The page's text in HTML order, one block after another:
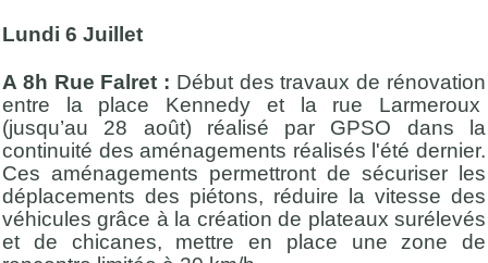
Lundi 6 Juillet
A 8h Rue Falret : Début des travaux de rénovation
entre la place Kennedy et la rue Larmeroux
(jusqu’au 28 août) réalisé par GPSO dans la
continuité des aménagements réalisés l'été dernier.
Ces aménagements permettront de sécuriser les
déplacements des piétons, réduire la vitesse des
véhicules grâce à la création de plateaux surélevés
et de chicanes, mettre en place une zone de